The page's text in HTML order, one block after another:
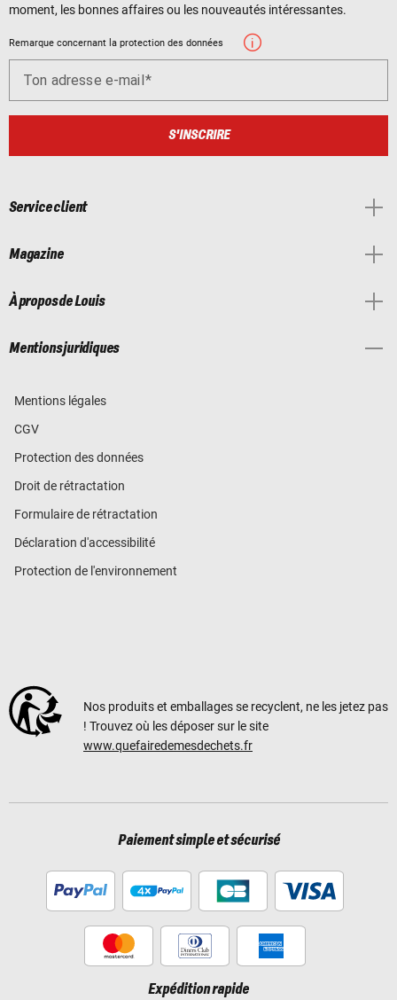
moment, les bonnes affaires ou les nouveautés intéressantes.
Remarque concernant la protection des données
Ton adresse e-mail
S'INSCRIRE
Service client
Magazine
À propos de Louis
Mentions juridiques
Mentions légales
CGV
Protection des données
Droit de rétractation
Formulaire de rétractation
Déclaration d'accessibilité
Protection de l'environnement
Nos produits et emballages se recyclent, ne les jetez pas
! Trouvez où les déposer sur le site
www.quefairedemesdechets.fr
Paiement simple et sécurisé
Expédition rapide